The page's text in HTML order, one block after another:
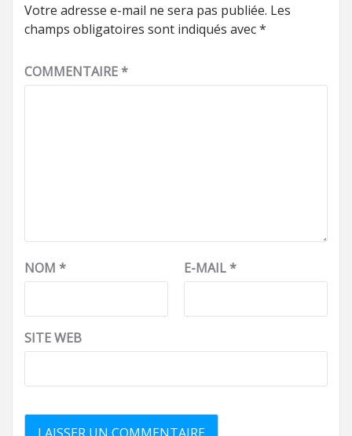
Votre adresse e-mail ne sera pas publiée. Les
champs obligatoires sont indiqués avec*
COMMENTAIRE*
NOM * E-MAIL*
SITE WEB